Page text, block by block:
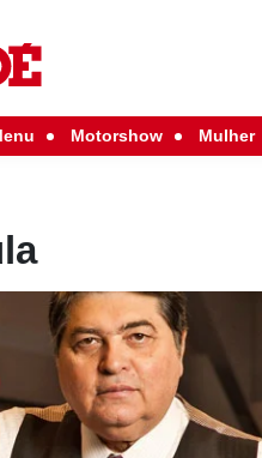
Motorshow Mulher